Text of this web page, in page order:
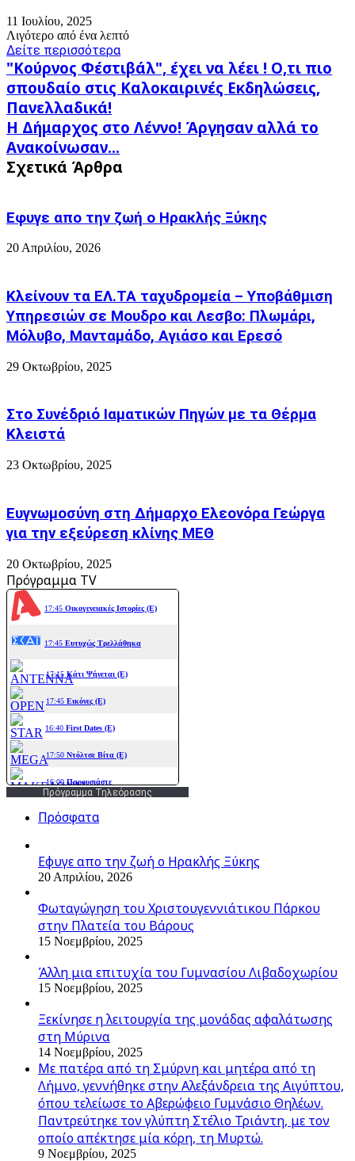
11 Ιουλίου, 2025
Λιγότερο από ένα λεπτό
Δείτε περισσότερα
"Κούρνος
Φέστιβάλ",
έχει
να
λέει
!
Ο,τι
πιο
Καλοκαιρινές
Εκδηλώσεις,
Πανελλαδικά!
"Κούρνος Φέστιβάλ", έχει να λέει ! Ο,τι πιο
σπουδαίο στις Καλοκαιρινές Εκδηλώσεις,
Πανελλαδικά!
Η
Δήμαρχος
στο
Λέννο!
το
Ανακοίνωσαν...
Η Δήμαρχος στο Λέννο! Άργησαν αλλά το
Ανακοίνωσαν...
Σχετικά Άρθρα
Εφυγε απο την ζωή o Ηρακλής Ξύκης
20 Απριλίου, 2026
Κλείνουν τα ΕΛ.ΤΑ ταχυδρομεία – Υποβάθμιση
Υπηρεσιών σε Μουδρο και Λεσβο: Πλωμάρι,
Μόλυβο, Μανταμάδο, Αγιάσο και Ερεσό
29 Οκτωβρίου, 2025
Στο Συνέδριό Ιαματικών Πηγών με τα Θέρμα
Κλειστά
23 Οκτωβρίου, 2025
Ευγνωμοσύνη στη Δήμαρχο Ελεονόρα Γεώργα
για την εξεύρεση κλίνης ΜΕΘ
20 Οκτωβρίου, 2025
Πρόγραμμα TV
Πρόγραμμα Τηλεόρασης
Πρόσφατα
Εφυγε απο την ζωή o Ηρακλής Ξύκης
20 Απριλίου, 2026
Φωταγώγηση του Χριστουγεννιάτικου Πάρκου
στην Πλατεία του Βάρους
15 Νοεμβρίου, 2025
Άλλη μια επιτυχία του Γυμνασίου Λιβαδοχωρίου
15 Νοεμβρίου, 2025
Ξεκίνησε η λειτουργία της μονάδας αφαλάτωσης
στη Μύρινα
14 Νοεμβρίου, 2025
Με πατέρα από τη Σμύρνη και μητέρα από τη
Λήμνο, γεννήθηκε στην Αλεξάνδρεια της Αιγύπτου,
όπου τελείωσε το Αβερώφειο Γυμνάσιο Θηλέων.
Παντρεύτηκε τον γλύπτη Στέλιο Τριάντη, με τον
οποίο απέκτησε μία κόρη, τη Μυρτώ.
9 Νοεμβρίου, 2025